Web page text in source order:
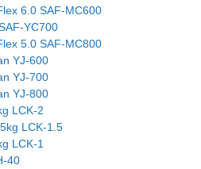
6.0 SAF-MC600
YC700
5.0 SAF-MC800
YJ-600
YJ-700
YJ-800
LCK-2
LCK-1.5
LCK-1
40